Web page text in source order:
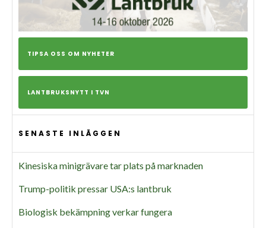
TIPSA OSS OM NYHETER
LANTBRUKSNYTT I TVN
SENASTE INLÄGGEN
Kinesiska minigrävare tar plats på marknaden
Trump-politik pressar USA:s lantbruk
Biologisk bekämpning verkar fungera